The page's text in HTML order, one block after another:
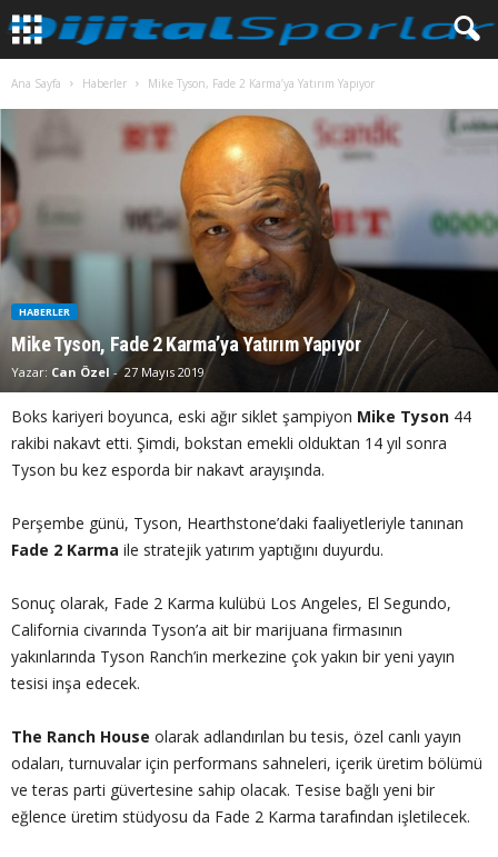
Ana Sayfa Haberler Mike Tyson, Fade 2 Karma’ya Yatırım Yapıyor
HABERLER
Mike Tyson, Fade 2 Karma’ya Yatırım Yapıyor
Yazar: Can Özel - 27 Mayıs 2019
Boks kariyeri boyunca, eski ağır siklet şampiyon Mike Tyson 44
rakibi nakavt etti. Şimdi, bokstan emekli olduktan 14 yıl sonra
Tyson bu kez esporda bir nakavt arayışında.
Perşembe günü, Tyson, Hearthstone’daki faaliyetleriyle tanınan
Fade 2 Karma ile stratejik yatırım yaptığını duyurdu.
Sonuç olarak, Fade 2 Karma kulübü Los Angeles, El Segundo,
California civarında Tyson’a ait bir marijuana firmasının
yakınlarında Tyson Ranch’in merkezine çok yakın bir yeni yayın
tesisi inşa edecek.
The Ranch House olarak adlandırılan bu tesis, özel canlı yayın
odaları, turnuvalar için performans sahneleri, içerik üretim bölümü
ve teras parti güvertesine sahip olacak. Tesise bağlı yeni bir
eğlence üretim stüdyosu da Fade 2 Karma tarafından işletilecek.